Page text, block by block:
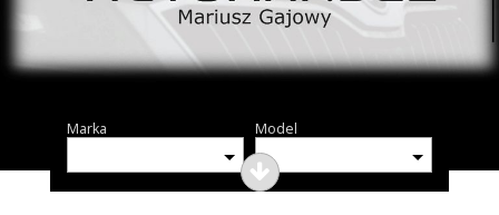
Marka Model